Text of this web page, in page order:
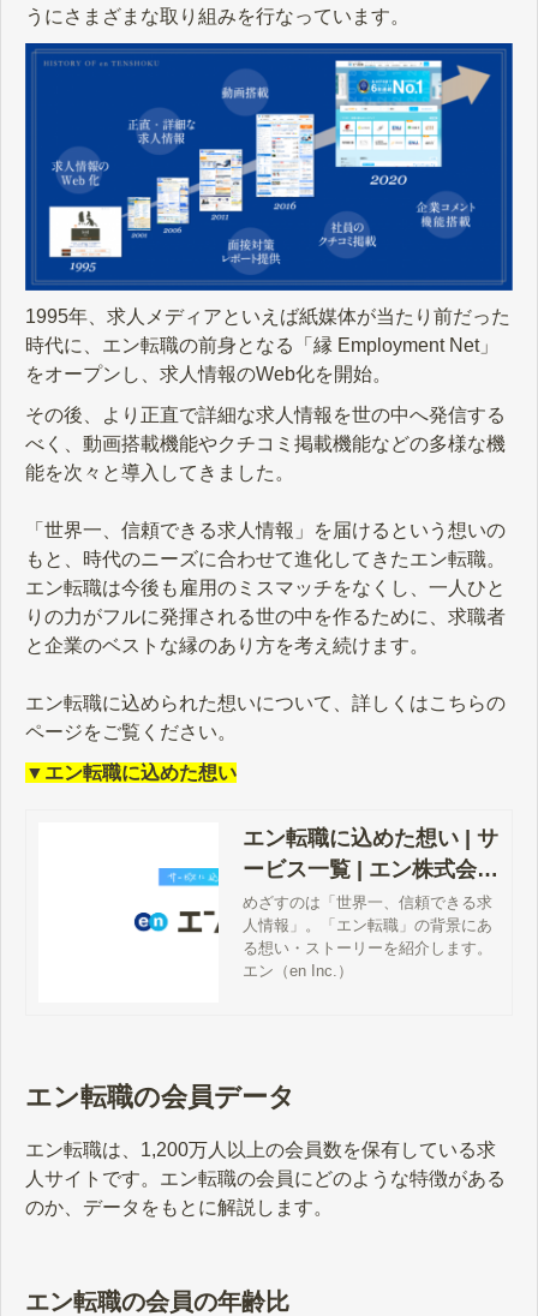
うにさまざまな取り組みを行なっています。
1995年、求人メディアといえば紙媒体が当たり前だった
時代に、エン転職の前身となる「縁 Employment Net」
をオープンし、求人情報のWeb化を開始。
その後、より正直で詳細な求人情報を世の中へ発信する
べく、動画搭載機能やクチコミ掲載機能などの多様な機
能を次々と導入してきました。
「世界一、信頼できる求人情報」を届けるという想いの
もと、時代のニーズに合わせて進化してきたエン転職。
エン転職は今後も雇用のミスマッチをなくし、一人ひと
りの力がフルに発揮される世の中を作るために、求職者
と企業のベストな縁のあり方を考え続けます。
エン転職に込められた想いについて、詳しくはこちらの
ページをご覧ください。
▼エン転職に込めた想い
エン転職に込めた想い | サ
ービス一覧 | エン株式会社
（en Inc.）
めざすのは「世界一、信頼できる求
人情報」。「エン転職」の背景にあ
る想い・ストーリーを紹介します。
エン（en Inc.）
エン転職の会員データ
エン転職は、1,200万人以上の会員数を保有している求
人サイトです。エン転職の会員にどのような特徴がある
のか、データをもとに解説します。
エン転職の会員の年齢比